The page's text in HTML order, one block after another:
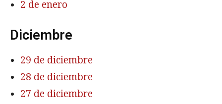
2 de enero
Diciembre
29 de diciembre
28 de diciembre
27 de diciembre